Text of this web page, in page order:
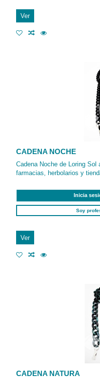
Ver
CADENA NOCHE
Cadena Noche de Loring Sol
farmacias, herbolarios y
Inicia
Soy
Ver
CADENA NATURA